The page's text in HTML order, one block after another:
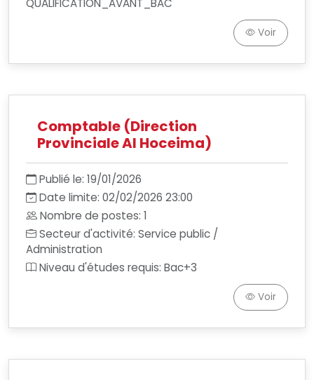
QUALIFICATION_AVANT_BAC
Voir
Comptable (Direction
Provinciale Al Hoceima)
Publié le: 19/01/2026
Date limite: 02/02/2026 23:00
Nombre de postes: 1
Secteur d'activité: Service public /
Administration
Niveau d'études requis: Bac+3
Voir